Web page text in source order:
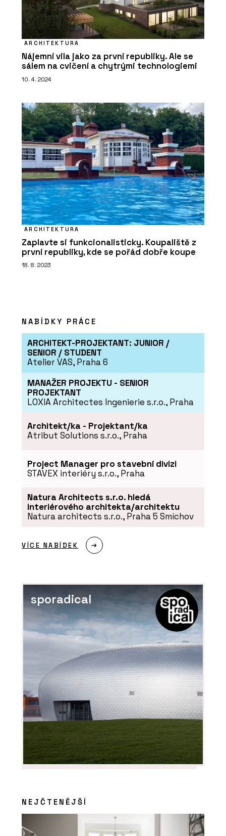
ARCHITEKTURA
Nájemní vila jako za první republiky. Ale se
sálem na cvičení a chytrými technologiemi
10. 4. 2024
ARCHITEKTURA
Zaplavte si funkcionalisticky. Koupaliště z
první republiky, kde se pořád dobře koupe
18. 8. 2023
NABÍDKY PRÁCE
ARCHITEKT-PROJEKTANT: JUNIOR /
SENIOR / STUDENT
Atelier VAS, Praha 6
MANAŽER PROJEKTU - SENIOR
PROJEKTANT
LOXIA Architectes Ingenierie s.r.o., Praha
Architekt/ka - Projektant/ka
Atribut Solutions s.r.o., Praha
Project Manager pro stavební divizi
STAVEX interiéry s.r.o., Praha
Natura Architects s.r.o. hledá
interiérového architekta/architektu
Natura architects s.r.o., Praha 5 Smíchov
VÍCE NABÍDEK
sporadical
NEJČTENĚJŠÍ